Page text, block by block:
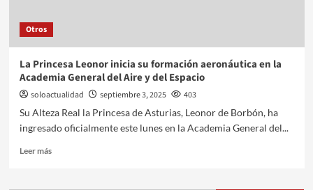
Otros
La Princesa Leonor inicia su formación aeronáutica en la
Academia General del Aire y del Espacio
soloactualidad septiembre 3, 2025
403
Su Alteza Real la Princesa de Asturias, Leonor de Borbón, ha
ingresado oficialmente este lunes en la Academia General del...
Leer más